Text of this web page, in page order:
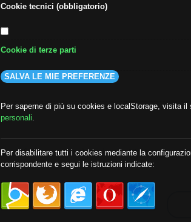
##Gilda ##audoizioni ##autonomia
Cookie tecnici (obbligatorio)
Cookie di terze parti
SALVA LE MIE PREFERENZE
Per saperne di più su cookies e localStorage, visita il
personali
Per disabilitare tutti i cookies mediante la
corrispondente e segui le istruzioni indicate: